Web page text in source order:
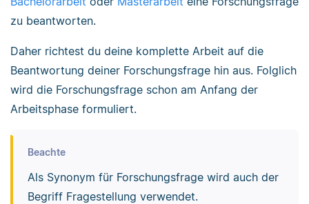
zu beantworten.
Daher richtest du deine komplette Arbeit auf die
Beantwortung deiner Forschungsfrage hin aus. Folglich
wird die Forschungsfrage schon am Anfang der
Arbeitsphase formuliert.
Beachte
Als Synonym für Forschungsfrage wird auch der
Begriff Fragestellung verwendet.